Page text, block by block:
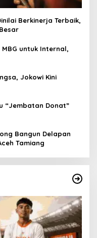
Berkinerja Terbaik,
MBG untuk Internal,
Jokowi Kini
“Jembatan Donat”
Bangun Delapan
Tamiang